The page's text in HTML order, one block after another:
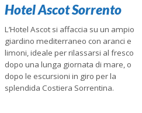
Hotel Ascot Sorrento
L’Hotel Ascot si affaccia su un ampio
giardino mediterraneo con aranci e
limoni, ideale per rilassarsi al fresco
dopo una lunga giornata di mare, o
dopo le escursioni in giro per la
splendida Costiera Sorrentina.